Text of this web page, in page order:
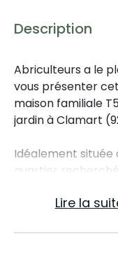
Description
Abriculteurs a le
vous présenter
maison familiale
jardin à Clamart
Idéalement située
quartier
offre un cadre de
commodités
Lire la